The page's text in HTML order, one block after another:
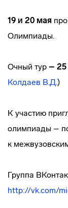
19 и 20 мая
Олимпиады.
Очный тур –
Колдаев В.Д.)
К участию
олимпиады –
к
Группа
http://vk.com/